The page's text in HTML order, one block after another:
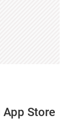
Store